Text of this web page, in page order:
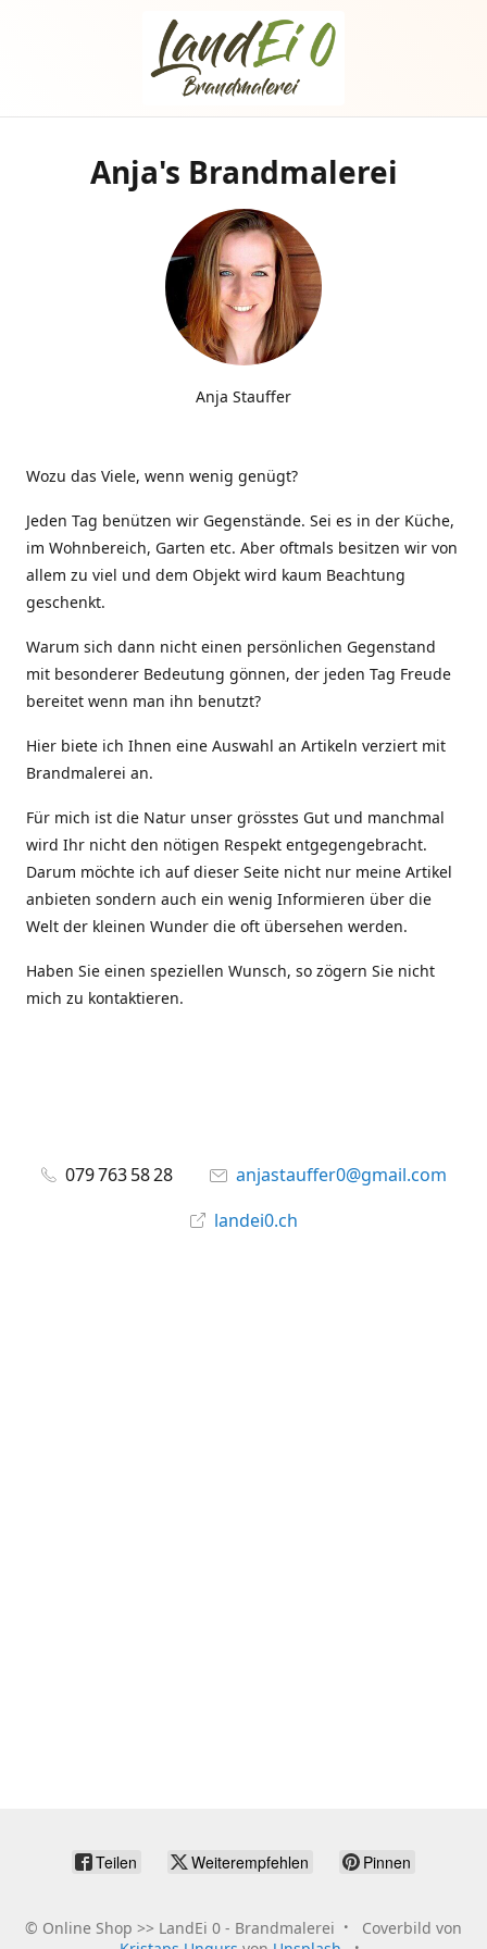
Anja's Brandmalerei
Anja Stauffer
Wozu das Viele, wenn wenig genügt?
Jeden Tag benützen wir Gegenstände. Sei es in der Küche,
im Wohnbereich, Garten etc. Aber oftmals besitzen wir von
allem zu viel und dem Objekt wird kaum Beachtung
geschenkt.
Warum sich dann nicht einen persönlichen Gegenstand
mit besonderer Bedeutung gönnen, der jeden Tag Freude
bereitet wenn man ihn benutzt?
Hier biete ich Ihnen eine Auswahl an Artikeln verziert mit
Brandmalerei an.
Für mich ist die Natur unser grösstes Gut und manchmal
wird Ihr nicht den nötigen Respekt entgegengebracht.
Darum möchte ich auf dieser Seite nicht nur meine Artikel
anbieten sondern auch ein wenig Informieren über die
Welt der kleinen Wunder die oft übersehen werden.
Haben Sie einen speziellen Wunsch, so zögern Sie nicht
mich zu kontaktieren.
079 763 58 28
anjastauffer0@gmail.com
landei0.ch
Teilen Weiterempfehlen Pinnen
© Online Shop >> LandEi 0 - Brandmalerei
Coverbild von